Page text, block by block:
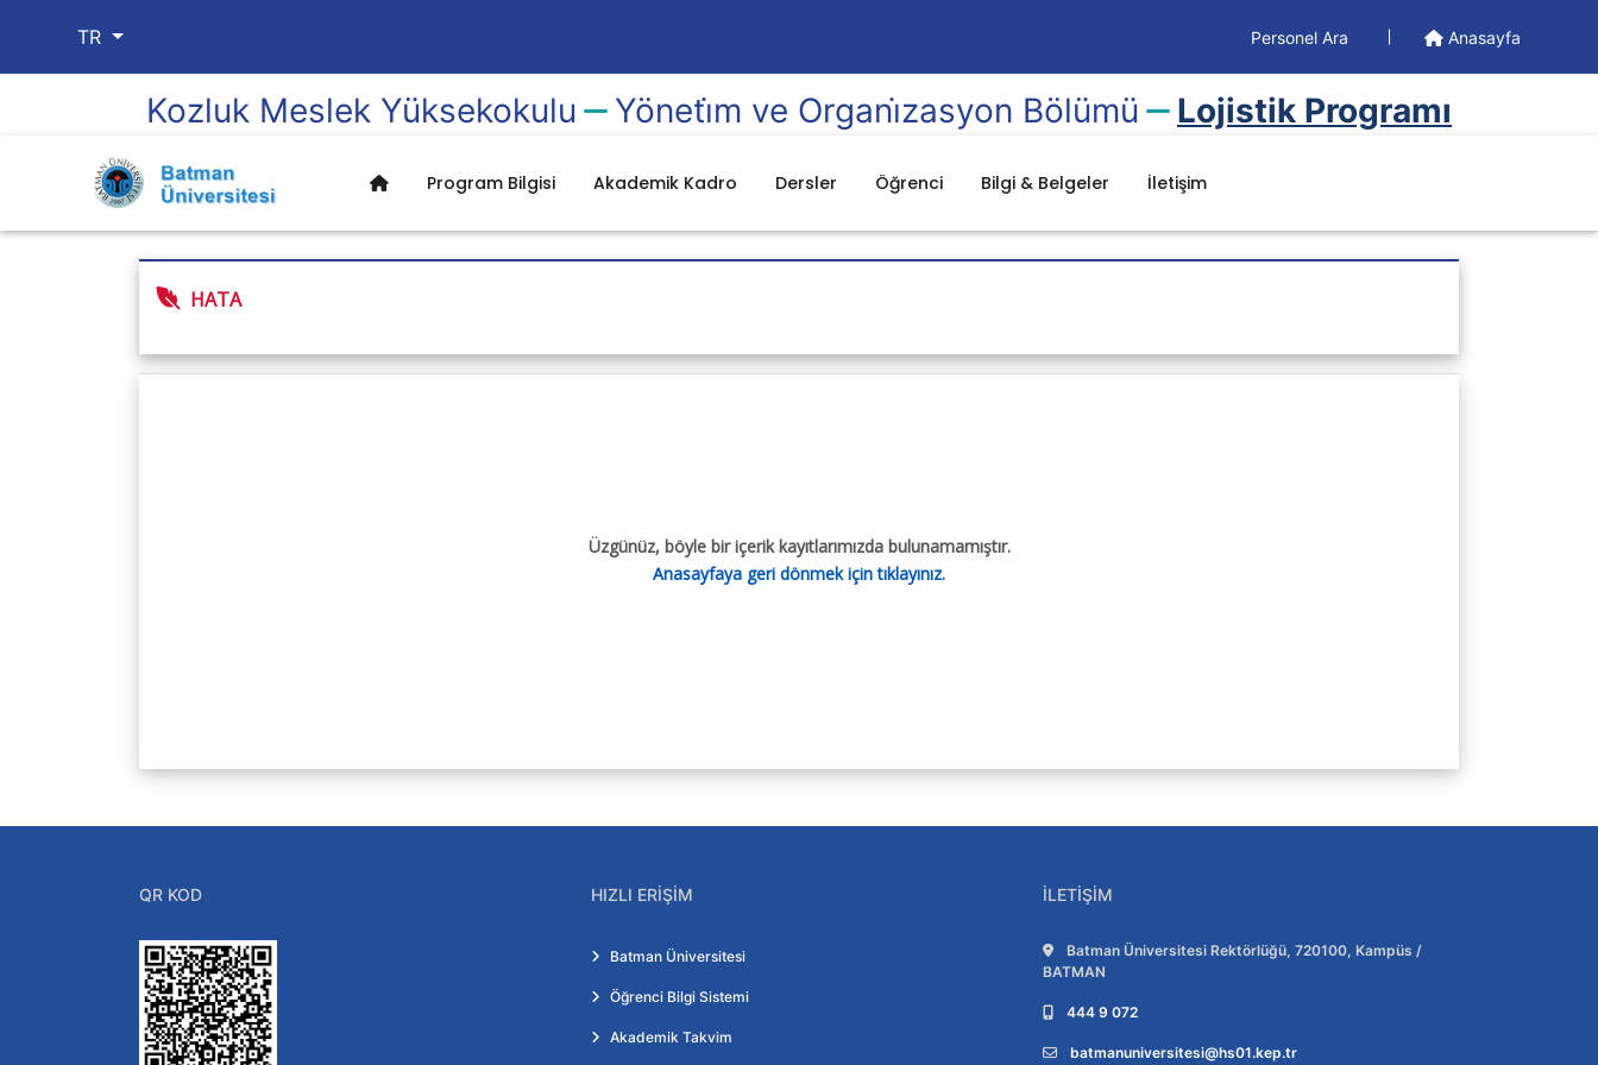
TR Personel Ara Anasayfa
Kozluk Meslek Yüksekokulu Yöneti̇m ve Organi̇zasyon Bölümü Lojistik Programı
Program Bilgisi Akademik Kadro Dersler Öğrenci Bilgi & Belgeler İletişim
HATA
Üzgünüz, böyle bir içerik kayıtlarımızda bulunamamıştır.
Anasayfaya geri dönmek için tıklayınız.
QR KOD HIZLI ERIŞIM
Batman Üniversitesi
Öğrenci Bilgi Sistemi
Akademik Takvim
İLETIŞIM
Adres:
Batman Üniversitesi Rektörlüğü, 720100, Kampüs /
BATMAN
Telefon:
444 9 072
E-posta:
batmanuniversitesi@hs01.kep.tr